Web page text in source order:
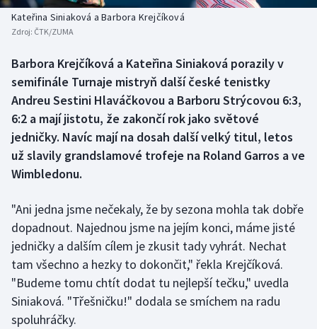
Biatlon
Boby a skeleton
Box
Curling
Cyklistika
Florbal
Futsal
Golf
AZ kvíz
Kateřina Siniaková a Barbora Krejčíková
Zdroj: ČTK/ZUMA
Barbora Krejčíková a Kateřina Siniaková porazily v
semifinále Turnaje mistryň další české tenistky
Andreu Sestini Hlaváčkovou a Barboru Strýcovou 6:3,
6:2 a mají jistotu, že zakončí rok jako světové
jedničky. Navíc mají na dosah další velký titul, letos
už slavily grandslamové trofeje na Roland Garros a ve
Wimbledonu.
"Ani jedna jsme nečekaly, že by sezona mohla tak dobře
dopadnout. Najednou jsme na jejím konci, máme jisté
jedničky a dalším cílem je zkusit tady vyhrát. Nechat
tam všechno a hezky to dokončit," řekla Krejčíková.
"Budeme tomu chtít dodat tu nejlepší tečku," uvedla
Siniaková. "Třešničku!" dodala se smíchem na radu
spoluhráčky.